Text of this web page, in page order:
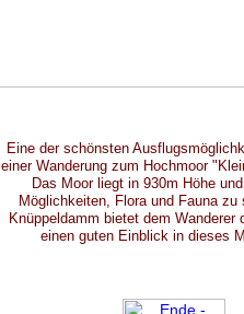
Eine der schönsten
einer Wanderung zum Hochmoor
Das Moor liegt in 930m Höhe
Möglichkeiten, Flora und Fauna zu
Knüppeldamm bietet dem Wanderer
einen guten Einblick in dieses